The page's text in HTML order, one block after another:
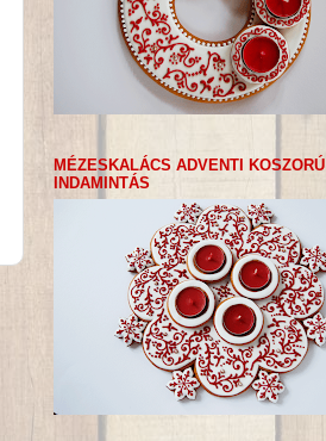
MÉZESKALÁCS ADVENTI KOSZORÚ
INDAMINTÁS